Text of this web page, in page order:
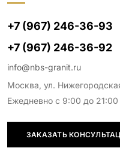
+7 (967) 246-36-93
+7 (967) 246-36-92
info@nbs-granit.ru
Москва, ул.
Ежедневно с 9:00 до 21:00
ЗАКАЗАТЬ